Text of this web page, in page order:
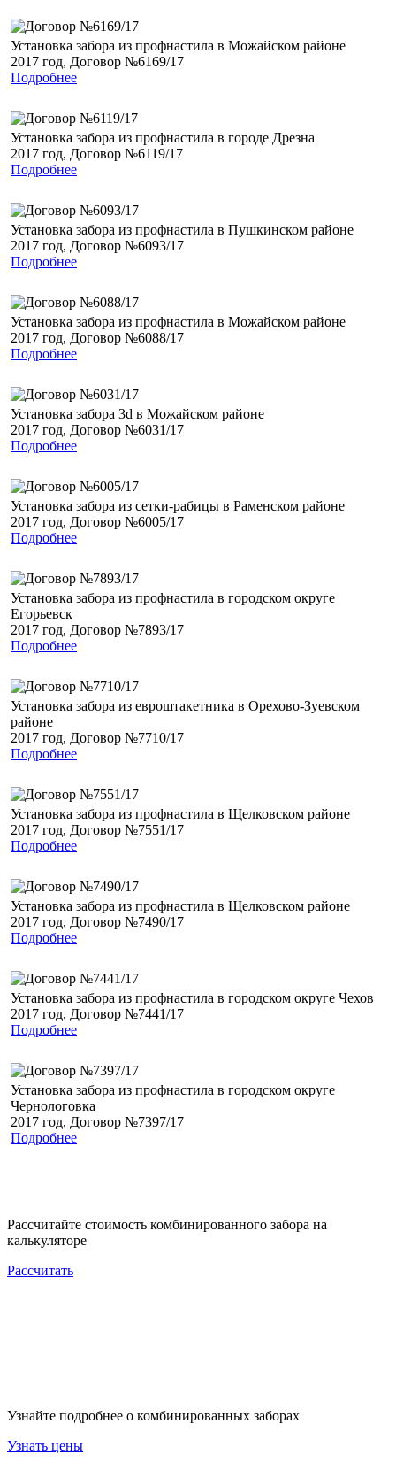
Установка забора из профнастила в Можайском районе
2017 год, Договор №6169/17
Подробнее
Установка забора из профнастила в городе Дрезна
2017 год, Договор №6119/17
Подробнее
Установка забора из профнастила в Пушкинском районе
2017 год, Договор №6093/17
Подробнее
Установка забора из профнастила в Можайском районе
2017 год, Договор №6088/17
Подробнее
Установка забора 3d в Можайском районе
2017 год, Договор №6031/17
Подробнее
Установка забора из сетки-рабицы в Раменском районе
2017 год, Договор №6005/17
Подробнее
Установка забора из профнастила в городском округе
Егорьевск
2017 год, Договор №7893/17
Подробнее
Установка забора из евроштакетника в Орехово-Зуевском
районе
2017 год, Договор №7710/17
Подробнее
Установка забора из профнастила в Щелковском районе
2017 год, Договор №7551/17
Подробнее
Установка забора из профнастила в Щелковском районе
2017 год, Договор №7490/17
Подробнее
Установка забора из профнастила в городском округе Чехов
2017 год, Договор №7441/17
Подробнее
Установка забора из профнастила в городском округе
Чернологовка
2017 год, Договор №7397/17
Подробнее
Рассчитайте стоимость комбинированного забора на
калькуляторе
Рассчитать
Узнайте подробнее о комбинированных заборах
Узнать цены